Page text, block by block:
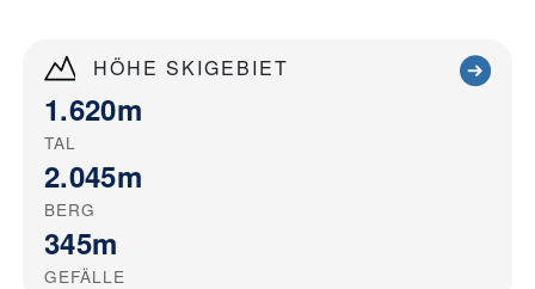
HÖHE SKIGEBIET
1.620m
TAL
2.045m
BERG
345m
GEFÄLLE